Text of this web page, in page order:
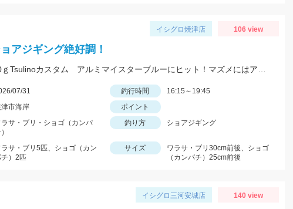
イシグロ焼津店 106 view
アジギング絶好調！
07/31 釣行時間
16:15～19:45
市海岸
ポイント
ラサ・ブリ・ショゴ（カンパ
釣り方 ショアジギング
ラサ・ブリ5匹、ショゴ（カン
）2匹
サイズ
ワラサ・ブリ30cm前後、ショゴ
（カンパチ）25cm前後
イシグロ三河安城店 140 view